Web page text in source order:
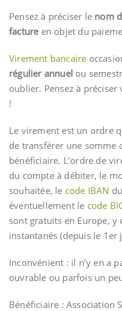
Pensez à préciser le nom
factureen objet du
Virement bancaire
régulier annuel ou
oublier. Pensez à
!
Le virement est un ordre
de transférer une somme
bénéficiaire. L’ordre de
du compte à débiter, le
souhaitée, le code IBAN
éventuellement le code
sont gratuits en Europe,
instantanés (depuis le 1er
Inconvénient : il n’y en a
ouvrable ou parfois un
Bénéficiaire : Association